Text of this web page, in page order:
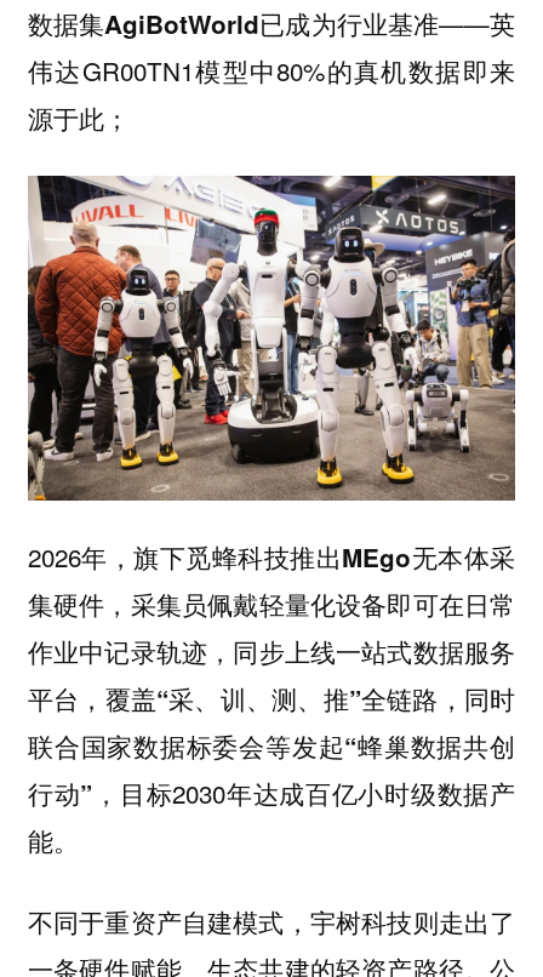
数据集AgiBotWorld已成为行业基准——英
伟达GR00TN1模型中80%的真机数据即来
源于此；
2026年，旗下觅蜂科技推出MEgo无本体采
集硬件 ，采集员佩戴轻量化设备即可在日常
作业中记录轨迹， 同步上线一站式数据服务
平台，覆盖“采、训、测、推”全链路， 同时
联合国家数据标委会等发起“蜂巢数据共创
行动” ，目标2030年达成百亿小时级数据产
能。
不同于重资产自建模式， 宇树科技则走出了
一条硬件赋能、生态共建的轻资产路径。公